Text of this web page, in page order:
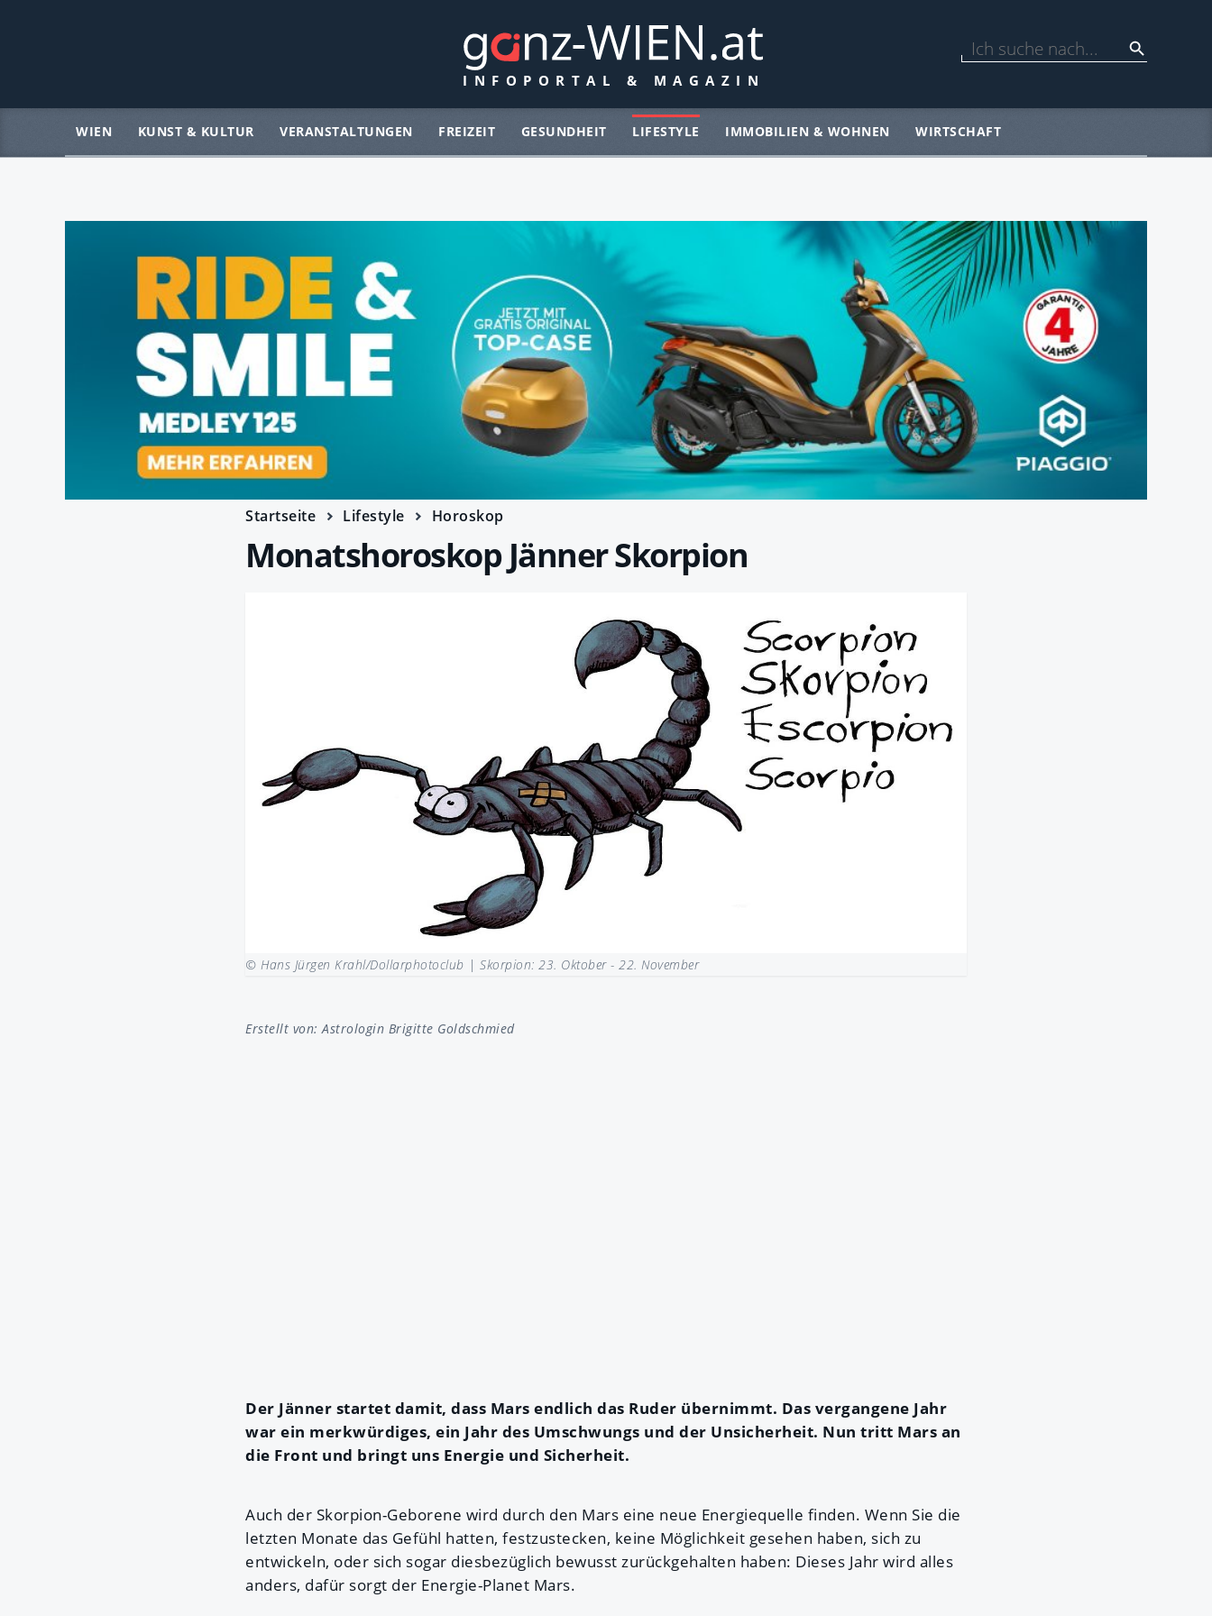
WIEN KUNST & KULTUR VERANSTALTUNGEN FREIZEIT GESUNDHEIT LIFESTYLE IMMOBILIEN & WOHNEN WIRTSCHAFT
Startseite Lifestyle Horoskop
Monatshoroskop Jänner Skorpion
© Hans Jürgen Krahl/Dollarphotoclub | Skorpion: 23. Oktober - 22. November
Erstellt von:Astrologin Brigitte Goldschmied
Der Jänner startet damit, dass Mars endlich das Ruder übernimmt. Das vergangene Jahr
war ein merkwürdiges, ein Jahr des Umschwungs und der Unsicherheit. Nun tritt Mars an
die Front und bringt uns Energie und Sicherheit.
Auch der Skorpion-Geborene wird durch den Mars eine neue Energiequelle finden. Wenn Sie die
letzten Monate das Gefühl hatten, festzustecken, keine Möglichkeit gesehen haben, sich zu
entwickeln, oder sich sogar diesbezüglich bewusst zurückgehalten haben: Dieses Jahr wird alles
anders, dafür sorgt der Energie-Planet Mars.